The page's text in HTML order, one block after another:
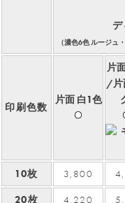
デ
（濃色6色ルージュ
印刷色数
片面 白1色
片
/片
10枚 3,800
20枚 4,220